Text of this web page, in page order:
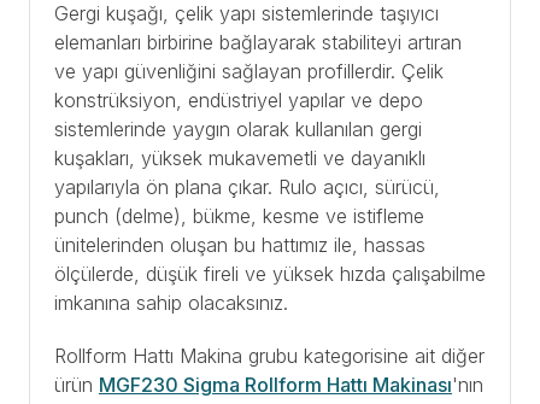
Gergi kuşağı, çelik yapı sistemlerinde taşıyıcı
elemanları birbirine bağlayarak stabiliteyi artıran
ve yapı güvenliğini sağlayan profillerdir. Çelik
konstrüksiyon, endüstriyel yapılar ve depo
sistemlerinde yaygın olarak kullanılan gergi
kuşakları, yüksek mukavemetli ve dayanıklı
yapılarıyla ön plana çıkar. Rulo açıcı, sürücü,
punch (delme), bükme, kesme ve istifleme
ünitelerinden oluşan bu hattımız ile, hassas
ölçülerde, düşük fireli ve yüksek hızda çalışabilme
imkanına sahip olacaksınız.
Rollform Hattı Makina grubu kategorisine ait diğer
ürün MGF230 Sigma Rollform Hattı Makinası'nın